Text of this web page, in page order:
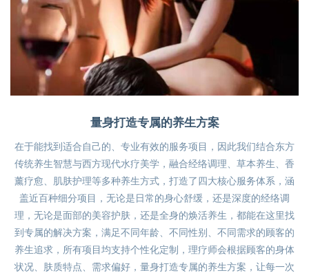
量身打造专属的养生方案
在于能找到适合自己的、专业有效的服务项目，因此我们结合东方
传统养生智慧与西方现代水疗美学，融合经络调理、草本养生、香
薰疗愈、肌肤护理等多种养生方式，打造了四大核心服务体系，涵
盖近百种细分项目，无论是日常的身心舒缓，还是深度的经络调
理，无论是面部的美容护肤，还是全身的焕活养生，都能在这里找
到专属的解决方案，满足不同年龄、不同性别、不同需求的顾客的
养生追求，所有项目均支持个性化定制，理疗师会根据顾客的身体
状况、肤质特点、需求偏好，量身打造专属的养生方案，让每一次